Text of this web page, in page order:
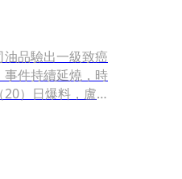
品驗出一級致癌
件持續延燒，時
）日爆料，盧秀